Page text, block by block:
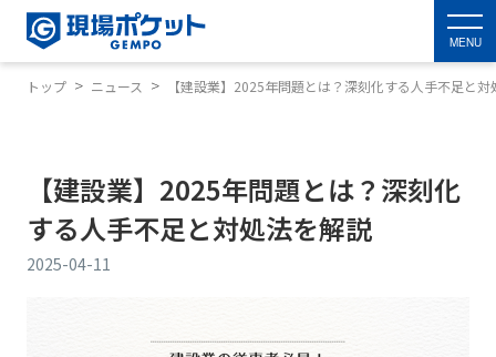
MENU
トップ ニュース 【建設業】2025年問題とは？深刻化する人手不足と
【建設業】2025年問題とは？深刻化
する人手不足と対処法を解説
2025-04-11